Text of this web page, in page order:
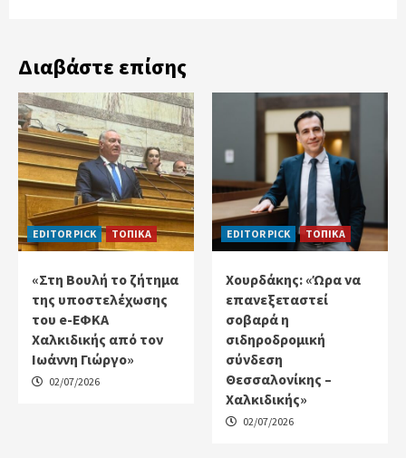
Διαβάστε επίσης
EDITOR PICK ΤΟΠΙΚΑ
«Στη Βουλή το ζήτημα
της υποστελέχωσης
του e-ΕΦΚΑ
Χαλκιδικής από τον
Ιωάννη Γιώργο»
02/07/2026
EDITOR PICK ΤΟΠΙΚΑ
Χουρδάκης: «Ώρα να
επανεξεταστεί
σοβαρά η
σιδηροδρομική
σύνδεση
Θεσσαλονίκης –
Χαλκιδικής»
02/07/2026